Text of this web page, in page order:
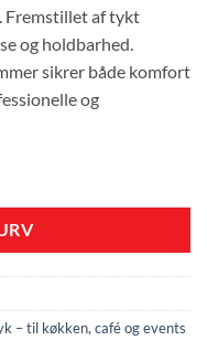
Fremstillet af tykt
og holdbarhed.
sikrer både komfort
og
– til køkken, café og events